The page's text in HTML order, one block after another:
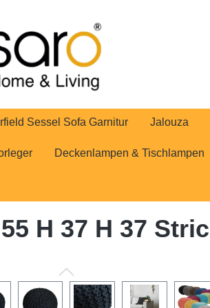
Sessel Sofa Garnitur Jalouza
Deckenlampen & Tischlampen
H 37 H 37